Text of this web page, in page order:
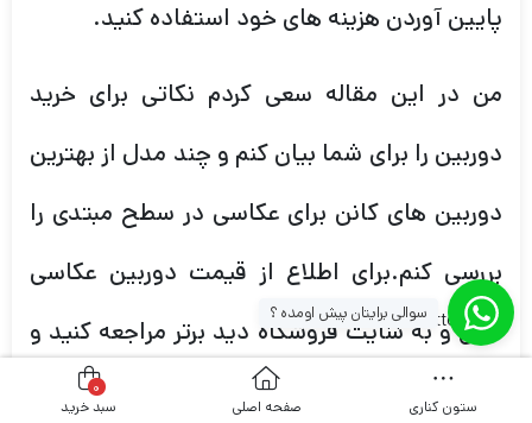
پایین آوردن هزینه های خود استفاده کنید.
من در این مقاله سعی کردم نکاتی برای خرید
دوربین را برای شما بیان کنم و چند مدل از بهترین
دوربین های کانن برای عکاسی در سطح مبتدی را
بررسی کنم.برای اطلاع از قیمت دوربین عکاسی
کانن و به سایت فروشگاه دید برتر مراجعه کنید و
با مقایسه مدل های مختلف برای خرید به صورت
[whatsapp_buttons] سوالی برایتان پیش اومده ؟
ستون کناری صفحه اصلی
0
سبد خرید